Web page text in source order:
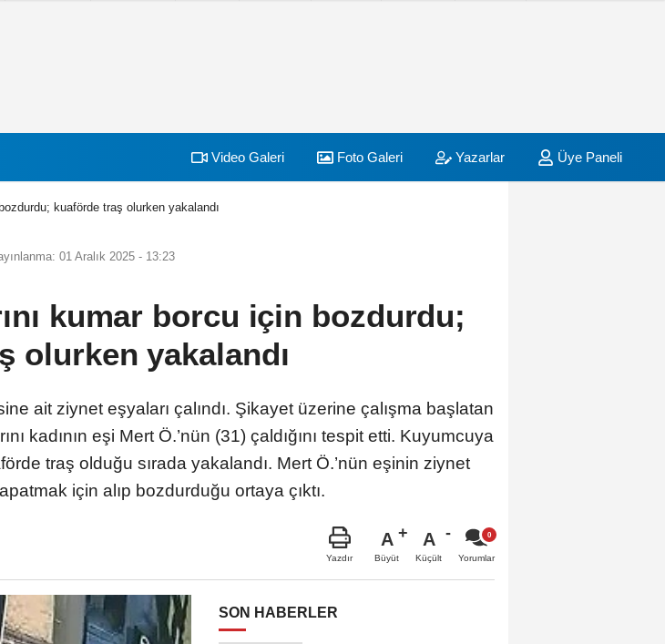
Video Galeri Foto Galeri Yazarlar Üye Paneli
kuaförde traş olurken yakalandı
01 Aralık 2025 - 13:23
kumar borcu için bozdurdu;
olurken yakalandı
ait ziynet eşyaları çalındı. Şikayet üzerine çalışma başlatan
kadının eşi Mert Ö.’nün (31) çaldığını tespit etti. Kuyumcuya
traş olduğu sırada yakalandı. Mert Ö.’nün eşinin ziynet
için alıp bozdurduğu ortaya çıktı.
Yazdır
A
Büyüt
A
Küçült Yorumlar
SON HABERLER